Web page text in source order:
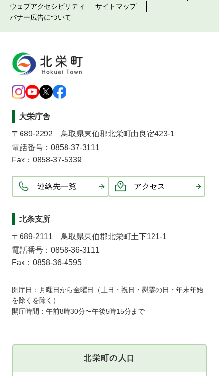
ウェブアクセシビリティ
サイトマップ
バナー広告について
大栄庁舎
〒689-2292 鳥取県東伯郡北栄町由良宿423-1
電話番号：0858-37-3111
Fax：0858-37-5339
連絡先一覧 アクセス
北条支所
〒689-2111 鳥取県東伯郡北栄町土下121-1
電話番号：0858-36-3111
Fax：0858-36-4595
開庁日：月曜日から金曜日（土日・祝日・慰霊の日・年末年始
を除くを除く）
開庁時間：午前8時30分〜午後5時15分まで
北栄町の人口